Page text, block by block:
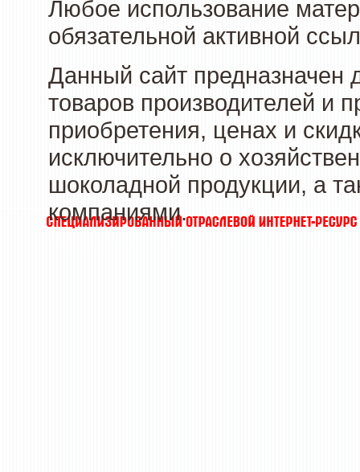
Любое использование
обязательной активной
Данный сайт предназначен
товаров производителей и
приобретения, ценах и
исключительно о
шоколадной продукции, а
компаниями.